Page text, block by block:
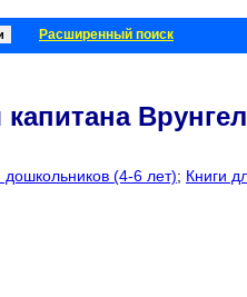
Расширенный поиск
дошкольников (4-6 лет); Книги